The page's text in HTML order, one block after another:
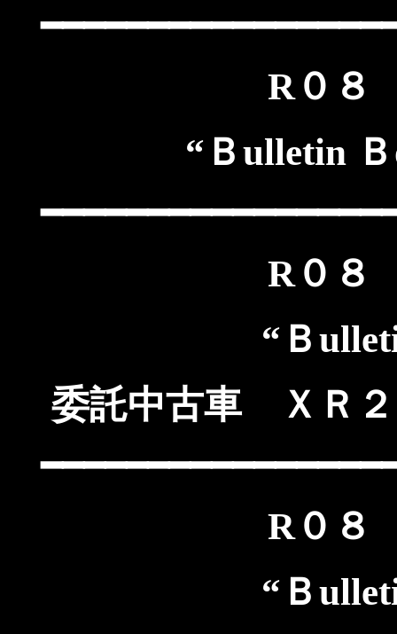
R０
“Ｂulletin
R０
“Ｂ
委託中古車 ＸＲ
R０
“Ｂ